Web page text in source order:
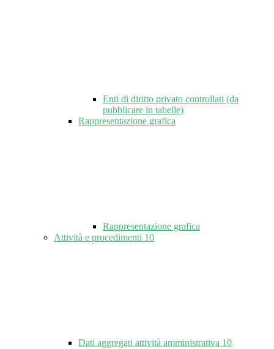
Enti di diritto privato controllati (da
pubblicare in tabelle)
Rappresentazione grafica
Rappresentazione grafica
Attività e procedimenti 10
Dati aggregati attività amministrativa 10